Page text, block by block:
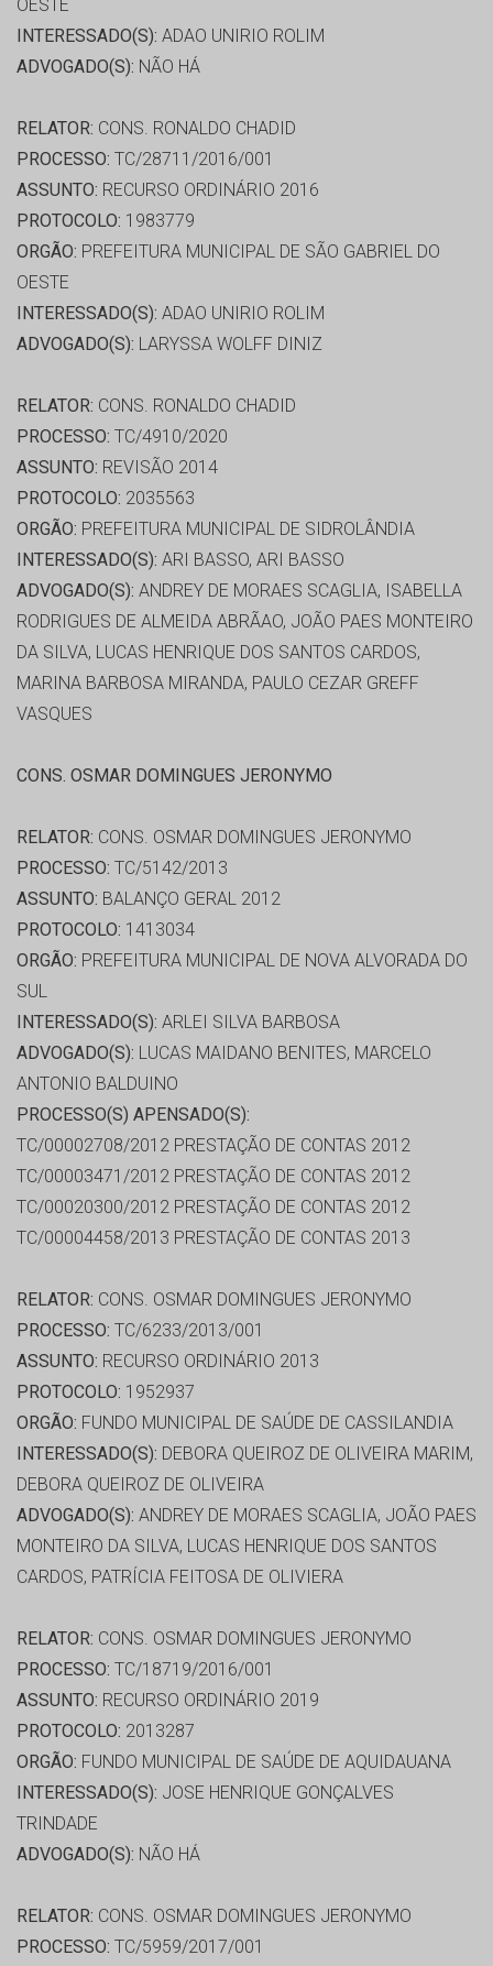
OESTE
INTERESSADO(S): ADAO UNIRIO ROLIM
ADVOGADO(S): NÃO HÁ
RELATOR: CONS. RONALDO CHADID
PROCESSO: TC/28711/2016/001
ASSUNTO: RECURSO ORDINÁRIO 2016
PROTOCOLO: 1983779
ORGÃO: PREFEITURA MUNICIPAL DE SÃO GABRIEL DO
OESTE
INTERESSADO(S): ADAO UNIRIO ROLIM
ADVOGADO(S): LARYSSA WOLFF DINIZ
RELATOR: CONS. RONALDO CHADID
PROCESSO: TC/4910/2020
ASSUNTO: REVISÃO 2014
PROTOCOLO: 2035563
ORGÃO: PREFEITURA MUNICIPAL DE SIDROLÂNDIA
INTERESSADO(S): ARI BASSO, ARI BASSO
ADVOGADO(S): ANDREY DE MORAES SCAGLIA, ISABELLA
RODRIGUES DE ALMEIDA ABRÃAO, JOÃO PAES MONTEIRO
DA SILVA, LUCAS HENRIQUE DOS SANTOS CARDOS,
MARINA BARBOSA MIRANDA, PAULO CEZAR GREFF
VASQUES
CONS. OSMAR DOMINGUES JERONYMO
RELATOR: CONS. OSMAR DOMINGUES JERONYMO
PROCESSO: TC/5142/2013
ASSUNTO: BALANÇO GERAL 2012
PROTOCOLO: 1413034
ORGÃO: PREFEITURA MUNICIPAL DE NOVA ALVORADA DO
SUL
INTERESSADO(S): ARLEI SILVA BARBOSA
ADVOGADO(S): LUCAS MAIDANO BENITES, MARCELO
ANTONIO BALDUINO
PROCESSO(S) APENSADO(S):
TC/00002708/2012 PRESTAÇÃO DE CONTAS 2012
TC/00003471/2012 PRESTAÇÃO DE CONTAS 2012
TC/00020300/2012 PRESTAÇÃO DE CONTAS 2012
TC/00004458/2013 PRESTAÇÃO DE CONTAS 2013
RELATOR: CONS. OSMAR DOMINGUES JERONYMO
PROCESSO: TC/6233/2013/001
ASSUNTO: RECURSO ORDINÁRIO 2013
PROTOCOLO: 1952937
ORGÃO: FUNDO MUNICIPAL DE SAÚDE DE CASSILANDIA
INTERESSADO(S): DEBORA QUEIROZ DE OLIVEIRA MARIM,
DEBORA QUEIROZ DE OLIVEIRA
ADVOGADO(S): ANDREY DE MORAES SCAGLIA, JOÃO PAES
MONTEIRO DA SILVA, LUCAS HENRIQUE DOS SANTOS
CARDOS, PATRÍCIA FEITOSA DE OLIVIERA
RELATOR: CONS. OSMAR DOMINGUES JERONYMO
PROCESSO: TC/18719/2016/001
ASSUNTO: RECURSO ORDINÁRIO 2019
PROTOCOLO: 2013287
ORGÃO: FUNDO MUNICIPAL DE SAÚDE DE AQUIDAUANA
INTERESSADO(S): JOSE HENRIQUE GONÇALVES
TRINDADE
ADVOGADO(S): NÃO HÁ
RELATOR: CONS. OSMAR DOMINGUES JERONYMO
PROCESSO: TC/5959/2017/001